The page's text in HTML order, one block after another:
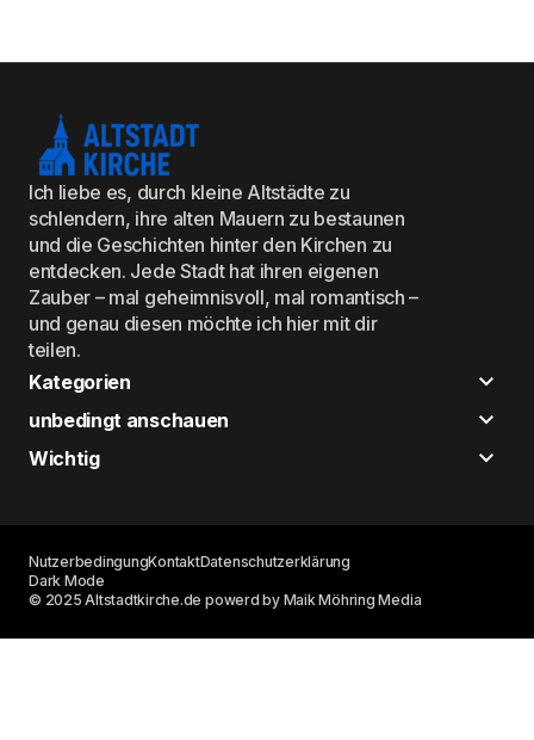
Ich liebe es, durch kleine Altstädte zu
schlendern, ihre alten Mauern zu bestaunen
und die Geschichten hinter den Kirchen zu
entdecken. Jede Stadt hat ihren eigenen
Zauber – mal geheimnisvoll, mal romantisch –
und genau diesen möchte ich hier mit dir
teilen.
Kategorien
unbedingt anschauen
Wichtig
© 2025 Altstadtkirche.de powerd by Maik Möhring Media
NutzerbedingungKontaktDatenschutzerklärung
Dark Mode